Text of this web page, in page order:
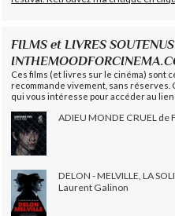
FILMS et LIVRES
Ces films (et livres sur le cinéma) sont
recommande vivement, sans réserves.
qui vous intéresse pour accéder au
ADIEU MONDE CRUEL de
DELON - MELVILLE, LA
Laurent Galinon